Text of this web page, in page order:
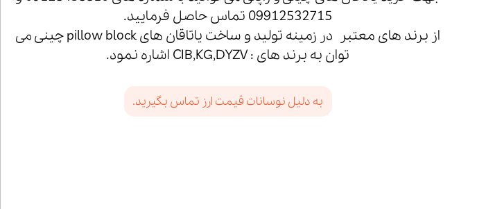
09912532715 تماس حاصل فرمایید.
از برند های معتبر در زمینه تولید و ساخت یاتاقان های pillow block چینی می
توان به برند های : CIB,KG,DYZV اشاره نمود.
به دلیل نوسانات قیمت ارز تماس بگیرید.